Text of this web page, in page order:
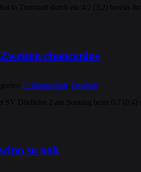
in Trunstadt durch ein 4:2 (3:2) bereits
chancenlos
2. Mannschaft Fussball
SV Dörfleins 2 am Sonntag beim 0:7
so nah